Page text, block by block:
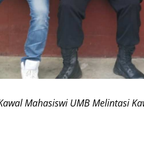
l
t
a
i
a
Mahasiswi UMB Melintasi